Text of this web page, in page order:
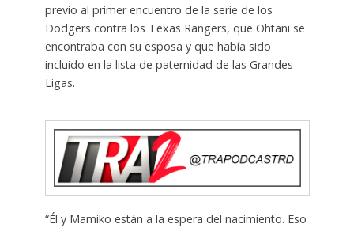
previo al primer encuentro de la serie de los
Dodgers contra los Texas Rangers, que Ohtani se
encontraba con su esposa y que había sido
incluido en la lista de paternidad de las Grandes
Ligas.
“Él y Mamiko están a la espera del nacimiento. Eso